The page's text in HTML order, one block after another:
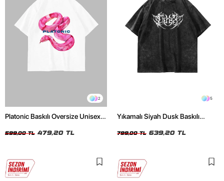
2
Platonic Baskılı Oversize Unisex
599,00 TL 479,20 TL
5
Yıkamalı Siyah Dusk Baskılı
799,00 TL 639,20 TL